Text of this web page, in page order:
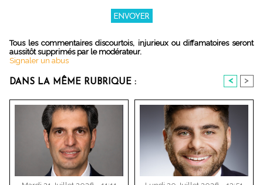
Tous les commentaires discourtois, injurieux ou diffamatoires seront
aussitôt supprimés par le modérateur.
Signaler un abus
DANS LA MÊME RUBRIQUE : < >